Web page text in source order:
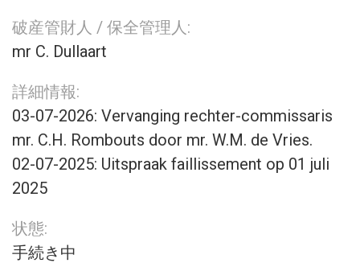
破産管財人 / 保全管理人:
mr C. Dullaart
詳細情報:
03-07-2026: Vervanging rechter-commissaris
mr. C.H. Rombouts door mr. W.M. de Vries.
02-07-2025: Uitspraak faillissement op 01 juli
2025
状態:
手続き中